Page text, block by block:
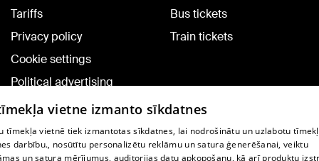
Tariffs
Privacy policy
Cookie settings
Political advertising
Cookie policy
Commenting terms
Bus tickets
Train tickets
vietne izmanto sīkdatnes
tīmekļa vietnē tiek izmantotas sīkdatnes, lai nodrošinātu un uzlabotu
darbību., nosūtītu personalizētu reklāmu un satura ģenerēšanai, veiktu
un satura mērījumus, auditorijas datu apkopošanu, kā arī produktu